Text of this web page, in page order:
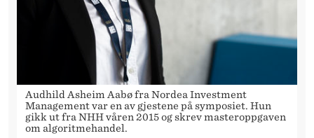
Audhild Asheim Aabø fra Nordea Investment
Management var en av gjestene på symposiet. Hun
gikk ut fra NHH våren 2015 og skrev masteroppgaven
om algoritmehandel.